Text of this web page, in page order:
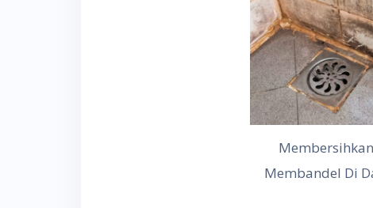
Membandel Di